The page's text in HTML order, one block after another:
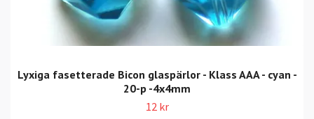
Lyxiga fasetterade Bicon glaspärlor - Klass AAA - cyan -
20-p -4x4mm
12 kr